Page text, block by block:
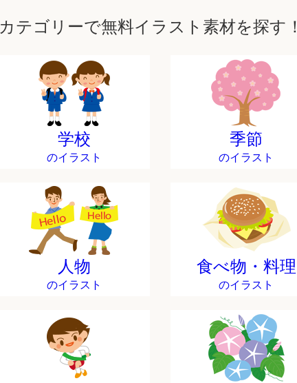
カテゴリーで無料イラスト素材を探す！
学校
のイラスト
季節
のイラスト
人物
のイラスト
食べ物・料理
のイラスト